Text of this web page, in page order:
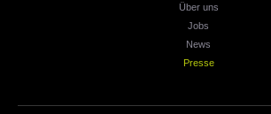
Über uns
Jobs
News
Presse